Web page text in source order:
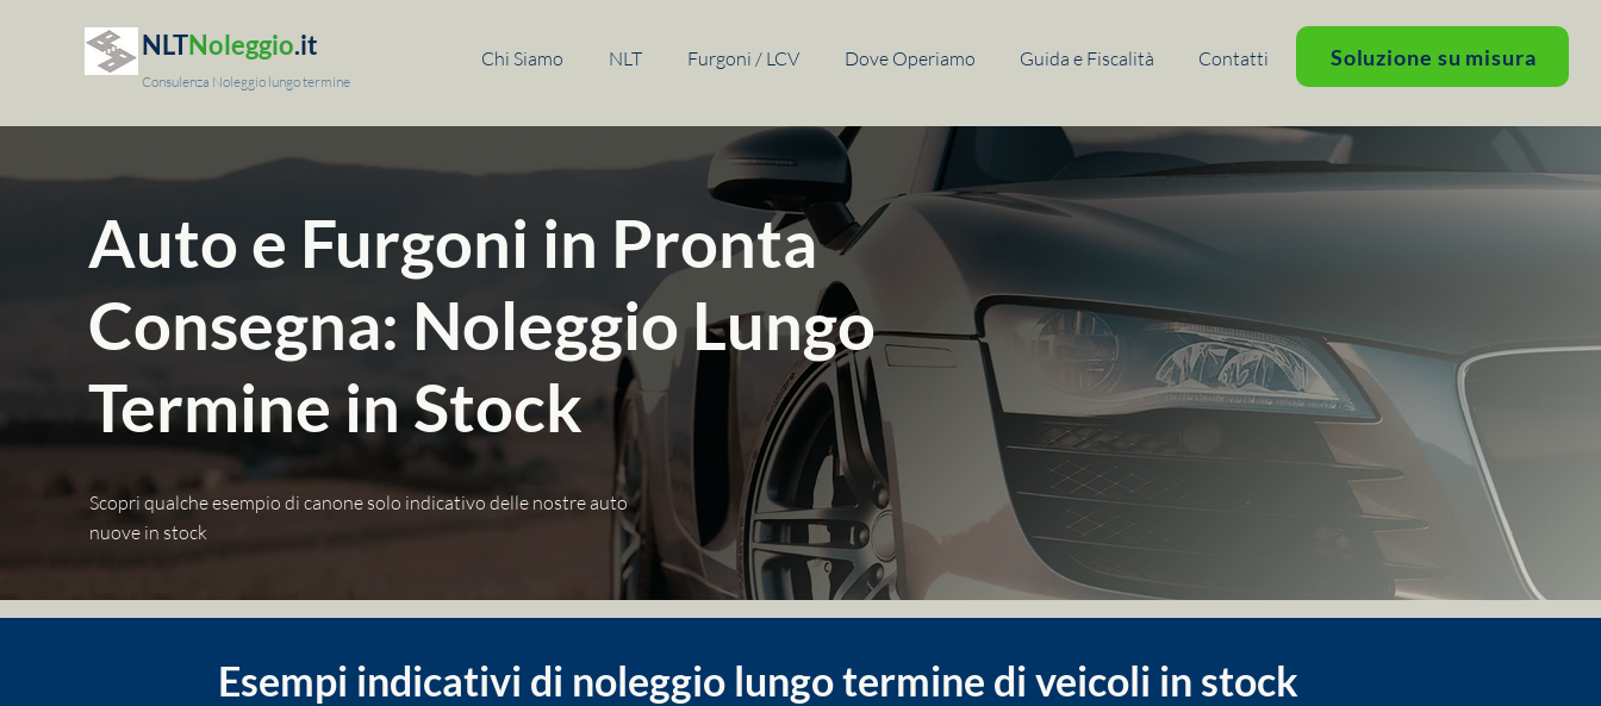
NLTNoleggio.it
Consulenza Noleggio lungo termine
Chi Siamo NLT Furgoni / LCV Dove Operiamo Guida e Fiscalità Contatti Soluzione su misura
Auto e Furgoni in Pronta
Consegna: Noleggio Lungo
Termine in Stock
Scopri qualche esempio di canone solo indicativo delle nostre auto
nuove in stock
Esempi indicativi di noleggio lungo termine di veicoli in stock